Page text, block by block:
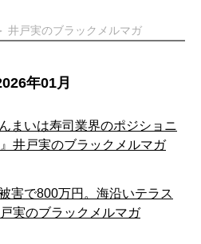
井戸実のブラックメルマガ
年01月
んまいは寿司業界のポジショニ
井戸実のブラックメルマガ
被害で800万円。海沿いテラス
実のブラックメルマガ